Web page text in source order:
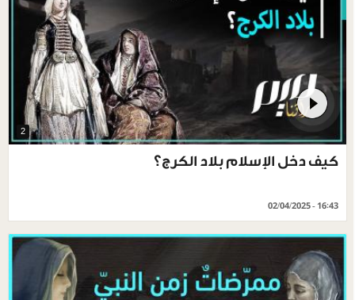
2
كيف دخل الإسلام بلاد الكرج؟
02/04/2025 - 16:43